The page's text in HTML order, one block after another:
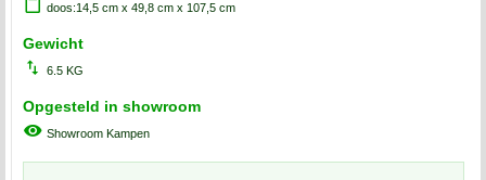
doos:14,5 cm x 49,8 cm x 107,5 cm
Gewicht
6.5 KG
Opgesteld in showroom
Showroom Kampen